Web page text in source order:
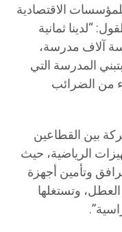
الاقتصادية
“لدينا ثمانية
آلاف مدرسة،
المدرسة التي
من الضرائب
بين القطاعين
الرياضية، حيث
وتأمين أجهزة
وتستغلھا